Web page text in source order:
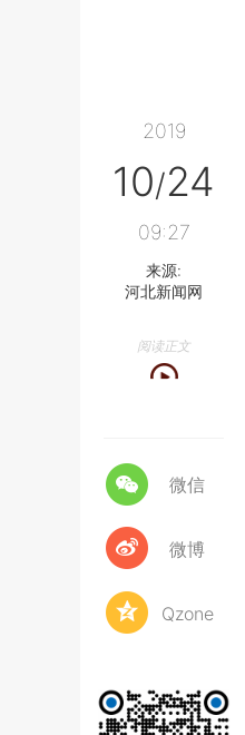
2019
10/24
09:27
来源:
河北新闻网
阅读正文
微信
微博
Qzone